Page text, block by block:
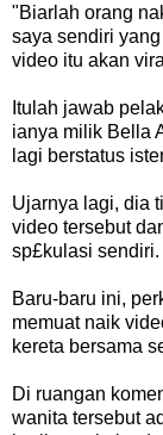
"Biarlah orang
saya sendiri
video itu akan
Itulah jawab
ianya milik Bella
lagi berstatus
Ujarnya lagi, dia
video tersebut
sp£kulasi sendiri.
Baru-baru ini,
memuat naik
kereta bersama
Di ruangan
wanita tersebut